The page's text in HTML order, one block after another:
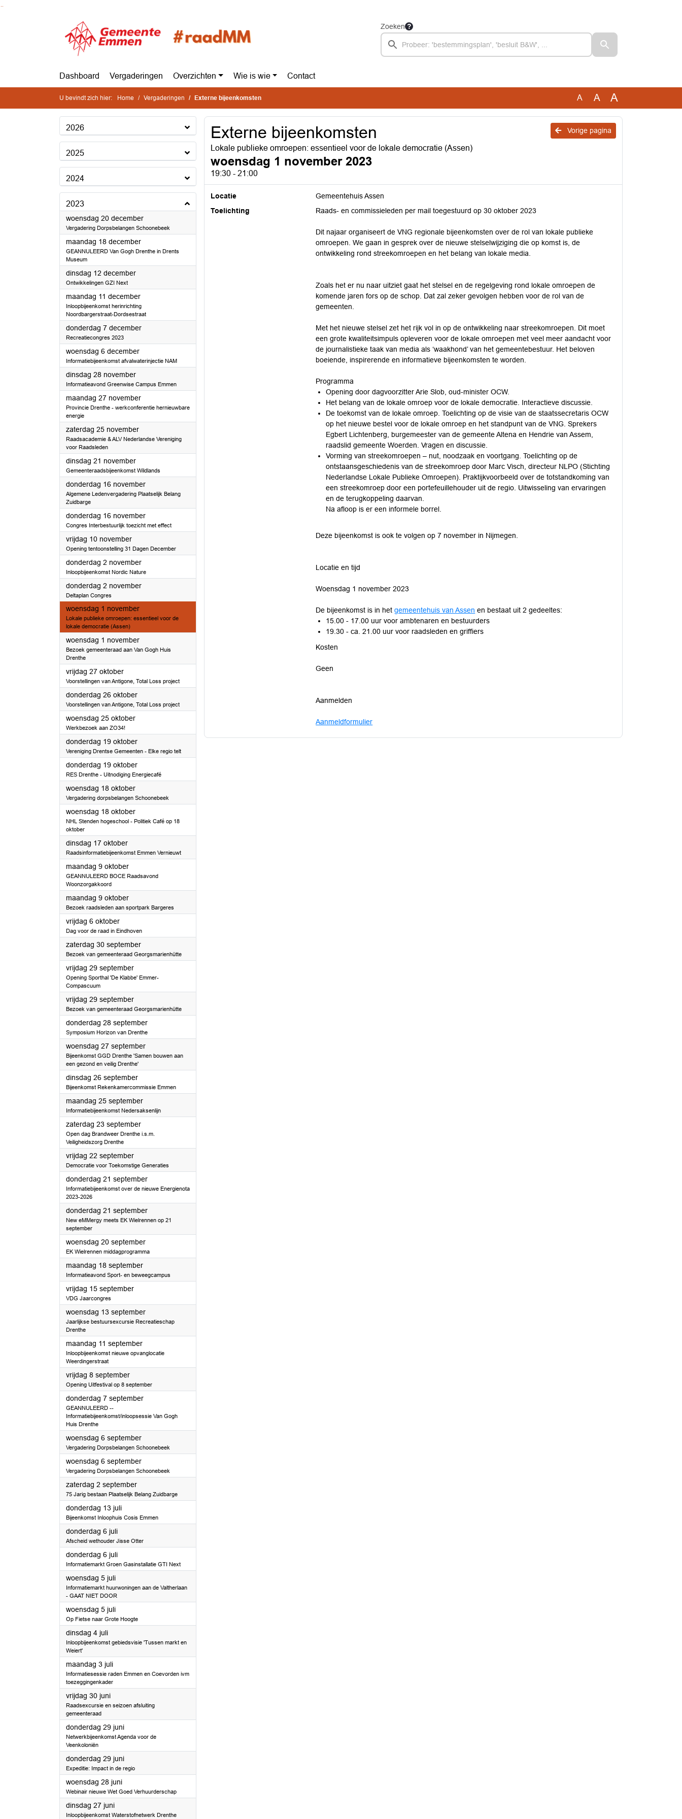
Zoeken
Dashboard Vergaderingen Overzichten Wie is wie Contact
U bevindt zich hier: Home Vergaderingen Externe bijeenkomsten A A A
2026
2025
2024
2023
woensdag 20 december2023
Vergadering Dorpsbelangen Schoonebeek
maandag 18 december2023
GEANNULEERD Van Gogh Drenthe in Drents
Museum
dinsdag 12 december2023
Ontwikkelingen GZI Next
maandag 11 december2023
Inloopbijeenkomst herinrichting
Noordbargerstraat-Dordsestraat
donderdag 7 december2023
Recreatiecongres 2023
woensdag 6 december2023
Informatiebijeenkomst afvalwaterinjectie NAM
dinsdag 28 november2023
Informatieavond Greenwise Campus Emmen
maandag 27 november2023
Provincie Drenthe - werkconferentie hernieuwbare
energie
zaterdag 25 november2023
Raadsacademie & ALV Nederlandse Vereniging
voor Raadsleden
dinsdag 21 november2023
Gemeenteraadsbijeenkomst Wildlands
donderdag 16 november2023
Algemene Ledenvergadering Plaatselijk Belang
Zuidbarge
donderdag 16 november2023
Congres Interbestuurlijk toezicht met effect
vrijdag 10 november2023
Opening tentoonstelling 31 Dagen December
donderdag 2 november2023
Inloopbijeenkomst Nordic Nature
donderdag 2 november2023
Deltaplan Congres
woensdag 1 november2023
Lokale publieke omroepen: essentieel voor de
lokale democratie (Assen)
woensdag 1 november2023
Bezoek gemeenteraad aan Van Gogh Huis
Drenthe
vrijdag 27 oktober2023
Voorstellingen van Antigone, Total Loss project
donderdag 26 oktober2023
Voorstellingen van Antigone, Total Loss project
woensdag 25 oktober2023
Werkbezoek aan ZO34!
donderdag 19 oktober2023
Vereniging Drentse Gemeenten - Elke regio telt
donderdag 19 oktober2023
RES Drenthe - Uitnodiging Energiecafé
woensdag 18 oktober2023
Vergadering dorpsbelangen Schoonebeek
woensdag 18 oktober2023
NHL Stenden hogeschool - Politiek Café op 18
oktober
dinsdag 17 oktober2023
Raadsinformatiebijeenkomst Emmen Vernieuwt
maandag 9 oktober2023
GEANNULEERD BOCE Raadsavond
Woonzorgakkoord
maandag 9 oktober2023
Bezoek raadsleden aan sportpark Bargeres
vrijdag 6 oktober2023
Dag voor de raad in Eindhoven
zaterdag 30 september2023
Bezoek van gemeenteraad Georgsmarienhütte
vrijdag 29 september2023
Opening Sporthal 'De Klabbe' Emmer-
Compascuum
vrijdag 29 september2023
Bezoek van gemeenteraad Georgsmarienhütte
donderdag 28 september2023
Symposium Horizon van Drenthe
woensdag 27 september2023
Bijeenkomst GGD Drenthe 'Samen bouwen aan
een gezond en veilig Drenthe'
dinsdag 26 september2023
Bijeenkomst Rekenkamercommissie Emmen
maandag 25 september2023
Informatiebijeenkomst Nedersaksenlijn
zaterdag 23 september2023
Open dag Brandweer Drenthe i.s.m.
Veiligheidszorg Drenthe
vrijdag 22 september2023
Democratie voor Toekomstige Generaties
donderdag 21 september2023
Informatiebijeenkomst over de nieuwe Energienota
2023-2026
donderdag 21 september2023
New eMMergy meets EK Wielrennen op 21
september
woensdag 20 september2023
EK Wielrennen middagprogramma
maandag 18 september2023
Informatieavond Sport- en beweegcampus
vrijdag 15 september2023
VDG Jaarcongres
woensdag 13 september2023
Jaarlijkse bestuursexcursie Recreatieschap
Drenthe
maandag 11 september2023
Inloopbijeenkomst nieuwe opvanglocatie
Weerdingerstraat
vrijdag 8 september2023
Opening Uitfestival op 8 september
donderdag 7 september2023
GEANNULEERD --
Informatiebijeenkomst/inloopsessie Van Gogh
Huis Drenthe
woensdag 6 september2023
Vergadering Dorpsbelangen Schoonebeek
woensdag 6 september2023
Vergadering Dorpsbelangen Schoonebeek
zaterdag 2 september2023
75 Jarig bestaan Plaatselijk Belang Zuidbarge
donderdag 13 juli2023
Bijeenkomst Inloophuis Cosis Emmen
donderdag 6 juli2023
Afscheid wethouder Jisse Otter
donderdag 6 juli2023
Informatiemarkt Groen Gasinstallatie GTI Next
woensdag 5 juli2023
Informatiemarkt huurwoningen aan de Valtherlaan
- GAAT NIET DOOR
woensdag 5 juli2023
Op Fietse naar Grote Hoogte
dinsdag 4 juli2023
Inloopbijeenkomst gebiedsvisie 'Tussen markt en
Weiert'
maandag 3 juli2023
Informatiesessie raden Emmen en Coevorden ivm
toezeggingenkader
vrijdag 30 juni2023
Raadsexcursie en seizoen afsluiting
gemeenteraad
donderdag 29 juni2023
Netwerkbijeenkomst Agenda voor de
Veenkoloniën
donderdag 29 juni2023
Expeditie: Impact in de regio
woensdag 28 juni2023
Webinair nieuwe Wet Goed Verhuurderschap
dinsdag 27 juni2023
Inloopbijeenkomst Waterstofnetwerk Drenthe
Vorige pagina
Externe bijeenkomsten
Lokale publieke omroepen: essentieel voor de lokale democratie (Assen)
woensdag 1 november 2023
19:30 - 21:00
Locatie
Gemeentehuis Assen
Toelichting
Raads- en commissieleden per mail toegestuurd op 30 oktober 2023
Dit najaar organiseert de VNG regionale bijeenkomsten over de rol van lokale publieke
omroepen. We gaan in gesprek over de nieuwe stelselwijziging die op komst is, de
ontwikkeling rond streekomroepen en het belang van lokale media.
Zoals het er nu naar uitziet gaat het stelsel en de regelgeving rond lokale omroepen de
komende jaren fors op de schop. Dat zal zeker gevolgen hebben voor de rol van de
gemeenten.
Met het nieuwe stelsel zet het rijk vol in op de ontwikkeling naar streekomroepen. Dit moet
een grote kwaliteitsimpuls opleveren voor de lokale omroepen met veel meer aandacht voor
de journalistieke taak van media als ‘waakhond’ van het gemeentebestuur. Het beloven
boeiende, inspirerende en informatieve bijeenkomsten te worden.
Programma
Opening door dagvoorzitter Arie Slob, oud-minister OCW.
Het belang van de lokale omroep voor de lokale democratie. Interactieve discussie.
De toekomst van de lokale omroep. Toelichting op de visie van de staatssecretaris OCW
op het nieuwe bestel voor de lokale omroep en het standpunt van de VNG. Sprekers
Egbert Lichtenberg, burgemeester van de gemeente Altena en Hendrie van Assem,
raadslid gemeente Woerden. Vragen en discussie.
Vorming van streekomroepen – nut, noodzaak en voortgang. Toelichting op de
ontstaansgeschiedenis van de streekomroep door Marc Visch, directeur NLPO (Stichting
Nederlandse Lokale Publieke Omroepen). Praktijkvoorbeeld over de totstandkoming van
een streekomroep door een portefeuillehouder uit de regio. Uitwisseling van ervaringen
en de terugkoppeling daarvan.
Na afloop is er een informele borrel.
Deze bijeenkomst is ook te volgen op 7 november in Nijmegen.
Locatie en tijd
Woensdag 1 november 2023
De bijeenkomst is in hetgemeentehuis van Assen en bestaat uit 2 gedeeltes:
15.00 - 17.00 uur voor ambtenaren en bestuurders
19.30 - ca. 21.00 uur voor raadsleden en griffiers
Kosten
Geen
Aanmelden
Aanmeldformulier